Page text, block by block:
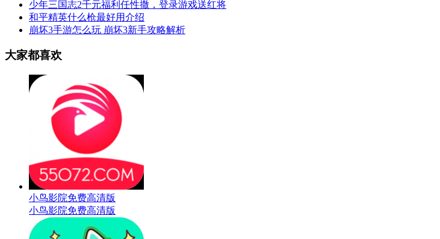
少年三国志2千元福利任性撒，登录游戏送红将
和平精英什么枪最好用介绍
崩坏3手游怎么玩 崩坏3新手攻略解析
大家都喜欢
小鸟影院免费高清版
小鸟影院免费高清版